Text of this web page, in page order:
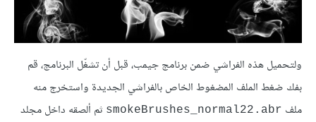
ولتحميل هذه الفراشي ضمن برنامج جيمب، قبل أن تشغّل البرنامج، قم
بفك ضغط الملف المضغوط الخاص بالفراشي الجديدة واستخرج منه
ملف smokeBrushes_normal22.abr ثم ألصقه داخل مجلد